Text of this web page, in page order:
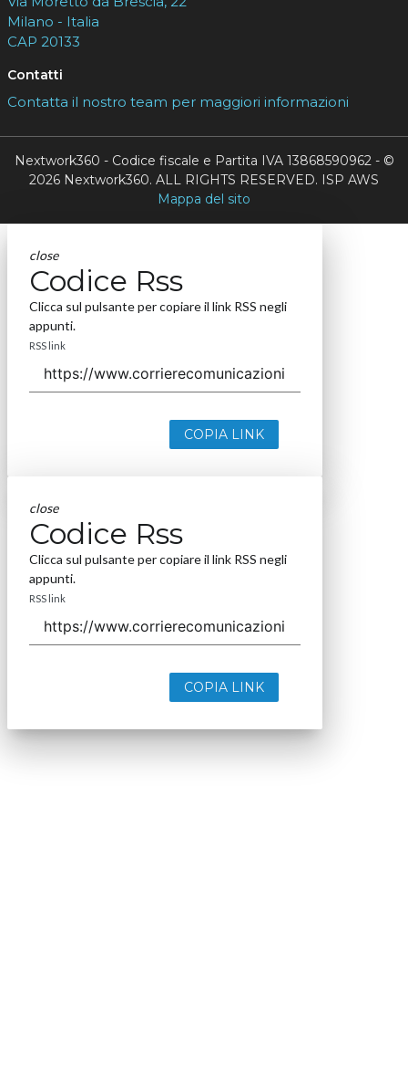
Milano - Italia
CAP 20133
Contatti
Contatta il nostro team per maggiori informazioni
Nextwork360 - Codice fiscale e Partita IVA 13868590962 - ©
2026 Nextwork360. ALL RIGHTS RESERVED. ISP AWS
Mappa del sito
close
Codice Rss
Clicca sul pulsante per copiare il link RSS negli
appunti.
RSS link
COPIA LINK
close
Codice Rss
Clicca sul pulsante per copiare il link RSS negli
appunti.
RSS link
COPIA LINK